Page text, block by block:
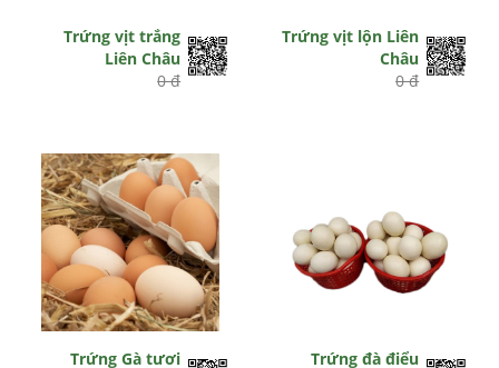
Trứng vịt trắng
Liên Châu
0 đ
Trứng vịt lộn Liên
Châu
0 đ
Trứng Gà tươi
Trứng đà điểu